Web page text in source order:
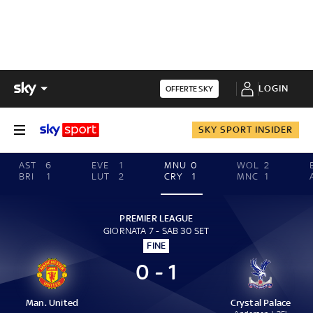
OFFERTE SKY LOGIN
SKY SPORT INSIDER
AST
6
BRI
1
EVE
1
LUT
2
MNU 0
CRY
1
WOL
2
MNC
1
PREMIER LEAGUE
GIORNATA 7 - SAB 30 SET
FINE
Man. United
0 - 1
Crystal Palace